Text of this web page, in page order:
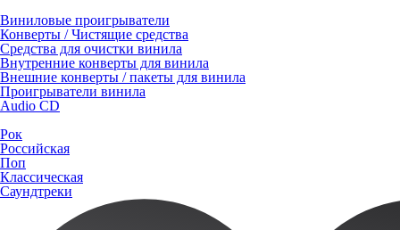
Виниловые проигрыватели
Конверты / Чистящие средства
Средства для очистки винила
Внутренние конверты для винила
Внешние конверты / пакеты для винила
Проигрыватели винила
Audio CD
Рок
Российская
Поп
Классическая
Саундтреки